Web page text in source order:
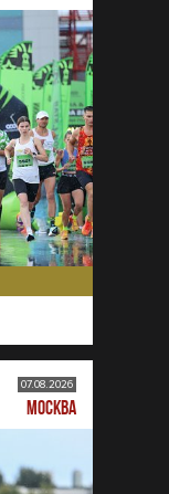
07.08.2026
МОСКВА